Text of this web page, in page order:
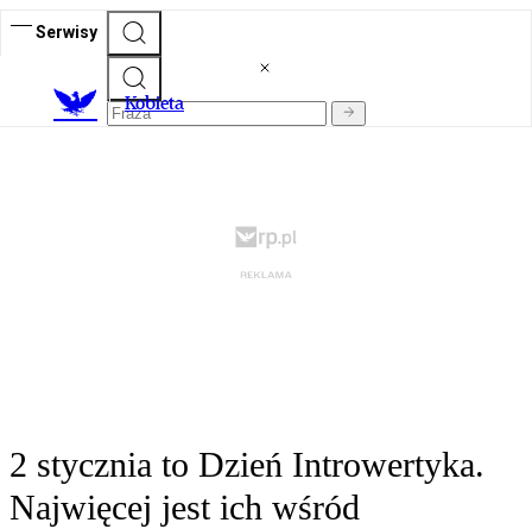
Serwisy
Kobieta
2 stycznia to Dzień Introwertyka.
Najwięcej jest ich wśród